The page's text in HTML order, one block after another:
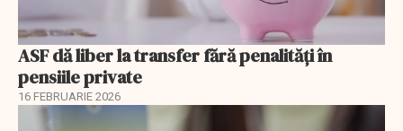
ASF dă liber la transfer fără penalități în
pensiile private
16 FEBRUARIE 2026